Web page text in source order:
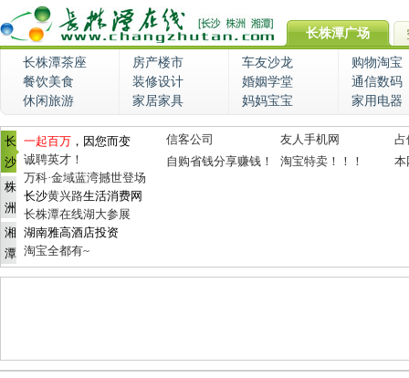
长株潭广场
长株潭茶座 房产楼市 车友沙龙
购物淘宝
餐饮美食
装修设计 婚姻学堂
通信数码
休闲旅游
家居家具 妈妈宝宝 家用电器
长
沙
株
洲
湘
潭
一起百万 ，因您而变
诚聘英才！
万科·金域蓝湾撼世登场
长沙黄兴路生活消费网
长株潭在线湖大参展
湖南雅高酒店投资
淘宝全都有~
信客公司 友人手机网
占
自购省钱分享赚钱！
淘宝特卖！！！ 本